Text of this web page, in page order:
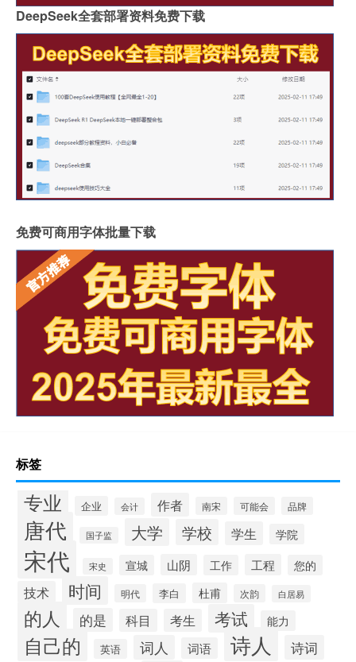
DeepSeek全套部署资料免费下载
免费可商用字体批量下载
标签
专业 企业 会计 作者 南宋 可能会 品牌
唐代 国子监 大学 学校 学生 学院
宋代 宋史 宣城 山阴 工作 工程 您的
技术 时间 明代 李白 杜甫 次韵 白居易
的人 的是 科目 考生 考试 能力
自己的 英语 词人 词语 诗人 诗词